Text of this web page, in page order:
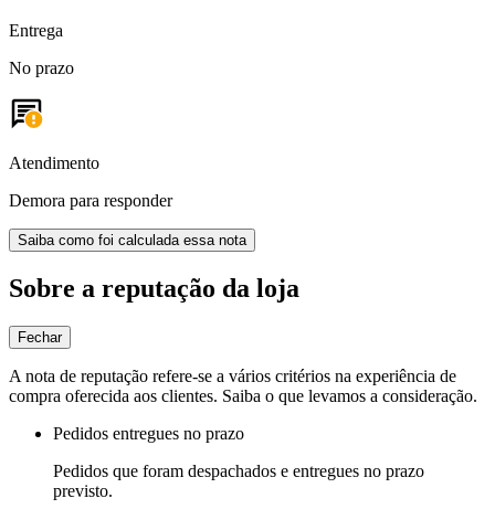
Entrega
No prazo
Atendimento
Demora para responder
Saiba como foi calculada essa nota
Sobre a reputação da loja
Fechar
A nota de reputação refere-se a vários critérios na experiência de
compra oferecida aos clientes. Saiba o que levamos a consideração.
Pedidos entregues no prazo
Pedidos que foram despachados e entregues no prazo
previsto.